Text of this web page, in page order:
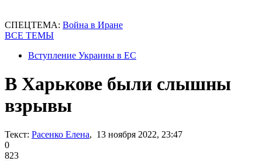
СПЕЦТЕМА: Война в Иране
ВСЕ ТЕМЫ
Вступление Украины в ЕС
В Харькове были слышны
взрывы
Текст: Расенко Елена, 13 ноября 2022, 23:47
0
823